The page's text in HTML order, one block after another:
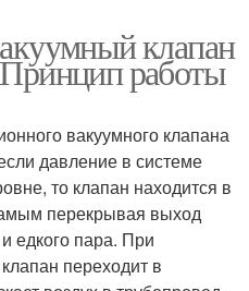
клапан
работы
вакуумного клапана
давление в системе
то клапан находится в
перекрывая выход
едкого пара. При
переходит в